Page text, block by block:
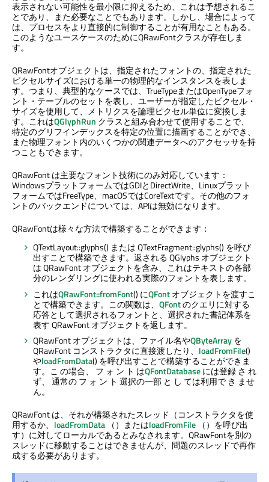
表示されない可能性を最小限に抑えるため、これは予想されるこ
とであり、また必要なことでもあります。しかし、場合によって
は、プロセスをより直接的に制御することが有用なこともある。
このようなユースケースのためにQRawFontクラスが存在しま
す。
QRawFontオブジェクトは、指定されたフォントの、指定された
ピクセルサイズにおける単一の物理的なインスタンスを表しま
す。つまり、典型的なケースでは、TrueTypeまたはOpenTypeフォ
ント・テーブルのセットを表し、ユーザーが指定したピクセル・
サイズを使用して、メトリクスを論理ピクセル単位に変換しま
す。これはQGlyphRun クラスと組み合わせて使用することで、
特定のグリフインデックスを特定の位置に描画することができ、
また物理フォント内のいくつかの関連データへのアクセッサを持
つこともできます。
QRawFont は主要なフォント技術にのみ対応しています：
WindowsプラットフォームではGDIとDirectWrite、Linuxプラット
フォームではFreeType、macOSではCoreTextです。その他のフォ
ントのバックエンドについては、APIは無効になります。
QRawFontは様々な方法で構築することができます：
QTextLayout::glyphs() または QTextFragment::glyphs() を呼び
出すことで構築できます。返される QGlyphs オブジェクト
は QRawFont オブジェクトを含み、これはテキストの各部
分のレンダリングに使われる実際のフォントを表します。
これはQRawFont::fromFont() にQFontオブジェクトを渡すこ
とで構築できます。この関数は、 QFontのクエリに対する
応答として選択されるフォントと、選択された書記体系を
表す QRawFont オブジェクトを返します。
QRawFont オブジェクトは、ファイル名やQByteArrayを
QRawFont コンストラクタに直接渡したり、 loadFromFile()
やloadFromData() を呼び出すことで構築することができま
す。こ の場合、 フ ォ ン ト はQFontDatabaseには登録 さ れ
ず、 通常の フ ォ ン ト 選択の一部 と し ては利用で き ませ
ん。
QRawFont は、それが構築されたスレッド（コンストラクタを使
用するか、 loadFromData （）またはloadFromFile （）を呼び出
す）に対してローカルであるとみなされます。QRawFontを別の
スレッドに移動することはできませんが、問題のスレッドで再作
成する必要があります。